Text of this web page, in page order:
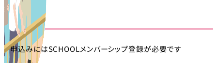
申込みにはSCHOOLメンバーシップ登録が必要です